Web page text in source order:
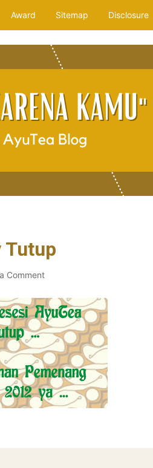
Award Sitemap Disclosure
Tutup
Comment